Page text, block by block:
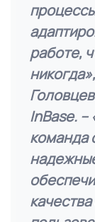
работе,
никогда»,
InBase. –
команда